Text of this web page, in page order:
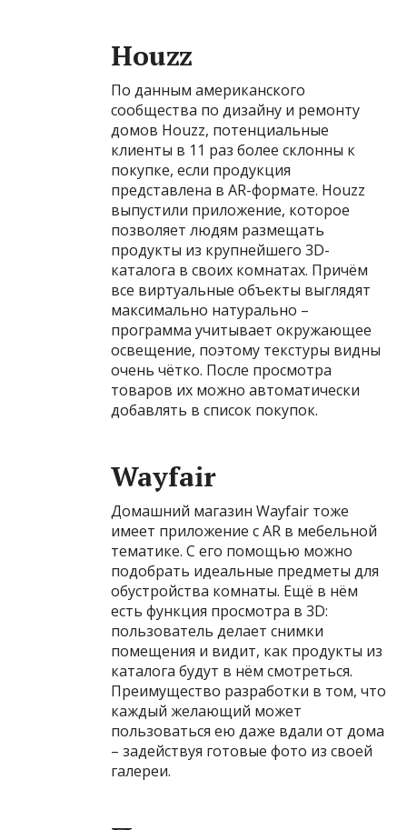
Houzz
По данным американского
сообщества по дизайну и ремонту
домов Houzz, потенциальные
клиенты в 11 раз более склонны к
покупке, если продукция
представлена в AR-формате. Houzz
выпустили приложение, которое
позволяет людям размещать
продукты из крупнейшего 3D-
каталога в своих комнатах. Причём
все виртуальные объекты выглядят
максимально натурально –
программа учитывает окружающее
освещение, поэтому текстуры видны
очень чётко. После просмотра
товаров их можно автоматически
добавлять в список покупок.
Wayfair
Домашний магазин Wayfair тоже
имеет приложение с AR в мебельной
тематике. С его помощью можно
подобрать идеальные предметы для
обустройства комнаты. Ещё в нём
есть функция просмотра в 3D:
пользователь делает снимки
помещения и видит, как продукты из
каталога будут в нём смотреться.
Преимущество разработки в том, что
каждый желающий может
пользоваться ею даже вдали от дома
– задействуя готовые фото из своей
галереи.